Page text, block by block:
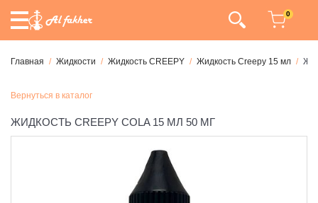
0
Главная Жидкости Жидкость CREEPY Жидкость Creepy 15 мл
Вернуться в каталог
ЖИДКОСТЬ CREEPY COLA 15 МЛ 50 МГ